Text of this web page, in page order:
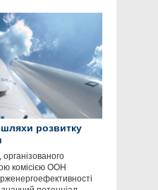
розвитку
комісією ООН